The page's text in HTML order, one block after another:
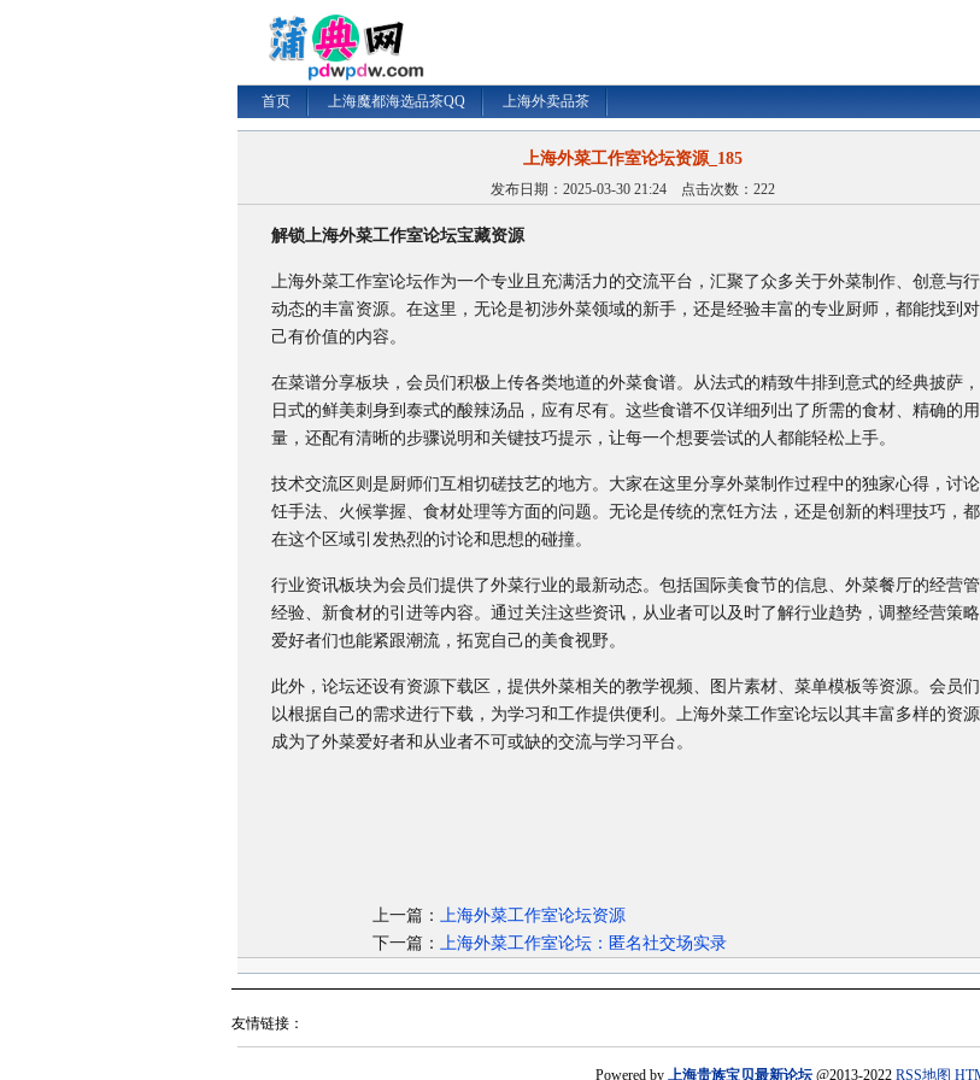
首页 上海魔都海选品茶QQ 上海外卖品茶
上海外菜工作室论坛资源_185
发布日期：2025-03-30 21:24 点击次数：222
解锁上海外菜工作室论坛宝藏资源
上海外菜工作室论坛作为一个专业且充满活力的交流平台，汇聚了众多关于外菜制作、创意与
动态的丰富资源。在这里，无论是初涉外菜领域的新手，还是经验丰富的专业厨师，都能找到
己有价值的内容。
在菜谱分享板块，会员们积极上传各类地道的外菜食谱。从法式的精致牛排到意式的经典披萨
日式的鲜美刺身到泰式的酸辣汤品，应有尽有。这些食谱不仅详细列出了所需的食材、精确的用
量，还配有清晰的步骤说明和关键技巧提示，让每一个想要尝试的人都能轻松上手。
技术交流区则是厨师们互相切磋技艺的地方。大家在这里分享外菜制作过程中的独家心得，讨
饪手法、火候掌握、食材处理等方面的问题。无论是传统的烹饪方法，还是创新的料理技巧，
在这个区域引发热烈的讨论和思想的碰撞。
行业资讯板块为会员们提供了外菜行业的最新动态。包括国际美食节的信息、外菜餐厅的经营
经验、新食材的引进等内容。通过关注这些资讯，从业者可以及时了解行业趋势，调整经营策略
爱好者们也能紧跟潮流，拓宽自己的美食视野。
此外，论坛还设有资源下载区，提供外菜相关的教学视频、图片素材、菜单模板等资源。会员
以根据自己的需求进行下载，为学习和工作提供便利。上海外菜工作室论坛以其丰富多样的资源
成为了外菜爱好者和从业者不可或缺的交流与学习平台。
上一篇： 上海外菜工作室论坛资源
下一篇： 上海外菜工作室论坛：匿名社交场实录
友情链接：
Powered by 上海贵族宝贝最新论坛 @2013-2022 RSS地图